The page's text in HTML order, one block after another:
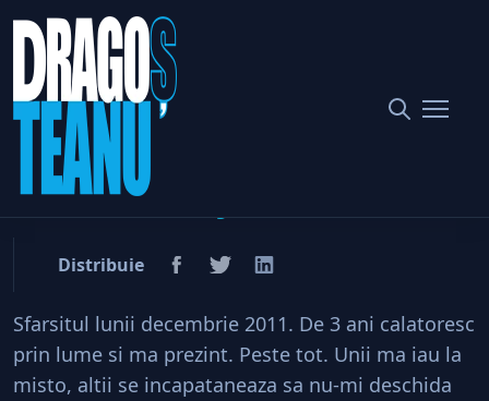
Home
Societate
Buna. Sunt „Criza”! Romani, nu va bateti joc de mine!
Buna. Sunt „Criza”! Romani,
nu va bateti joc de mine!
Distribuie
Sfarsitul lunii decembrie 2011. De 3 ani calatoresc
prin lume si ma prezint. Peste tot. Unii ma iau la
misto, altii se incapataneaza sa nu-mi deschida